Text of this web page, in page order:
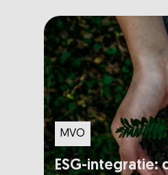
MVO
ESG-integratie: